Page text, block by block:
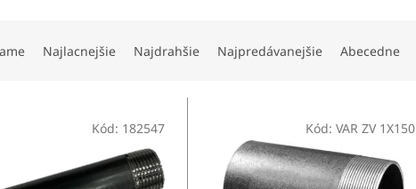
Najlacnejšie Najdrahšie Najpredávanejšie Abecedne
Kód: 182547 Kód: VAR ZV 1X150